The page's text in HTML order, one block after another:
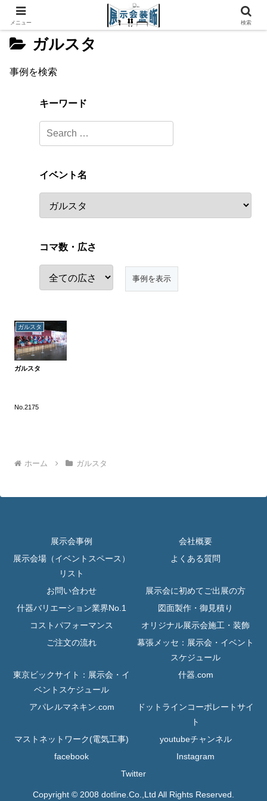
ガルスタ
事例を検索
キーワード
イベント名
コマ数・広さ
ガルスタ
ガルスタ
No.2175
ホーム ガルスタ
展示会事例
会社概要
展示会場（イベントスペース）
リスト
よくある質問
お問い合わせ
展示会に初めてご出展の方
什器バリエーション業界No.1
図面製作・御見積り
コストパフォーマンス
オリジナル展示会施工・装飾
ご注文の流れ
幕張メッセ：展示会・イベント
スケジュール
東京ビックサイト：展示会・イ
ベントスケジュール
什器.com
アパレルマネキン.com
ドットラインコーポレートサイ
ト
マストネットワーク(電気工事)
youtubeチャンネル
facebook
Instagram
Twitter
Copyright © 2008 dotline.Co.,Ltd All Rights Reserved.
メニュー 検索